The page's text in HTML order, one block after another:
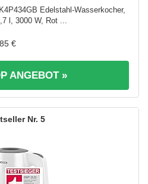
Edelstahl-Wasserkocher,
l, 3000 W, Rot ...
€
ANGEBOT »
5